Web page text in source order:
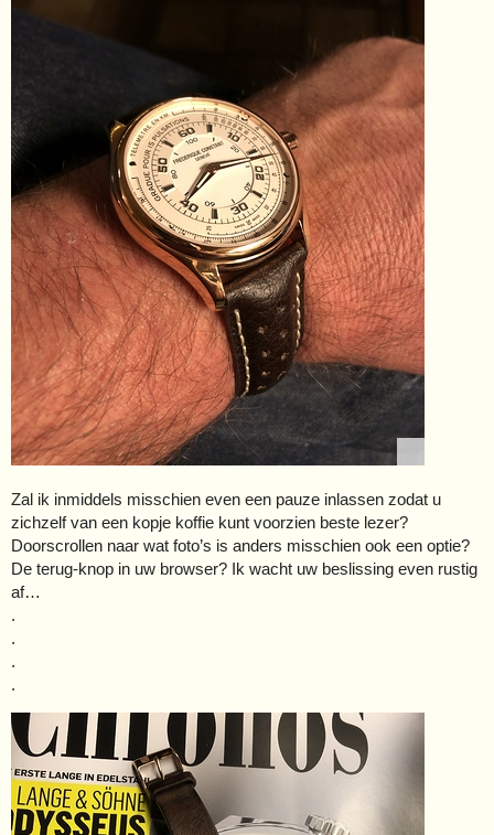
Zal ik inmiddels misschien even een pauze inlassen zodat u
zichzelf van een kopje koffie kunt voorzien beste lezer?
Doorscrollen naar wat foto’s is anders misschien ook een optie?
De terug-knop in uw browser? Ik wacht uw beslissing even rustig
af…
.
.
.
.